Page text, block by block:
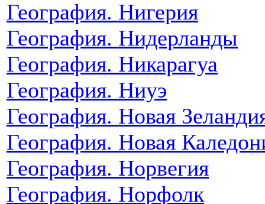
География. Нигерия
География. Нидерланды
География. Никарагуа
География. Ниуэ
География. Новая
География. Новая
География. Норвегия
География. Норфолк